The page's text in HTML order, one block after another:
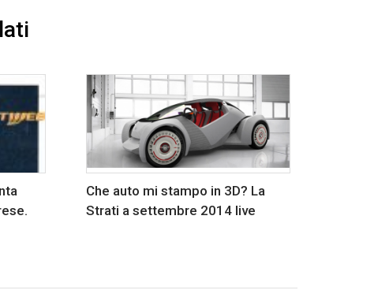
Che auto mi stampo in 3D? La
Strati a settembre 2014 live